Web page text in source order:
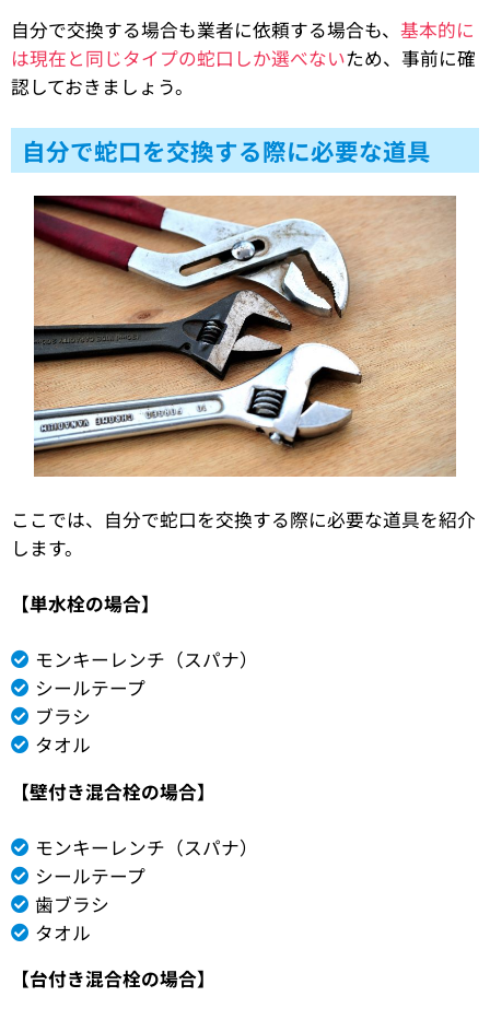
自分で交換する場合も業者に依頼する場合も、 基本的に
は現在と同じタイプの蛇口しか選べないため、事前に確
認しておきましょう。
自分で蛇口を交換する際に必要な道具
ここでは、自分で蛇口を交換する際に必要な道具を紹介
します。
【単水栓の場合】
モンキーレンチ（スパナ）
シールテープ
ブラシ
タオル
【壁付き混合栓の場合】
モンキーレンチ（スパナ）
シールテープ
歯ブラシ
タオル
【台付き混合栓の場合】